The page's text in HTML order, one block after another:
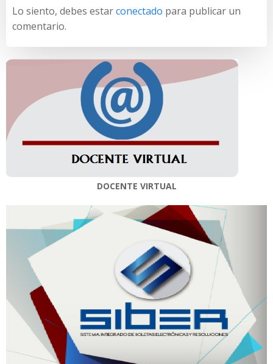
Lo siento, debes estarconectado para publicar un
comentario.
DOCENTE VIRTUAL